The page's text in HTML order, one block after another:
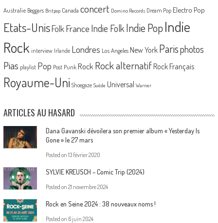
Australie Beggars Britpop Canada concert Domino Records Dream Pop Electro Pop
Etats-UnisFolk France Indie Folk Indie PopIndie
Rock interview Irlande Londres Los Angeles New York Parisphotos
Pias playlist Pop Post Punk Rock Rock alternatif Rock Français
Royaume-Uni Shoegaze Suède Universal Warner
ARTICLES AU HASARD
Dana Gavanski dévoilera son premier album « Yesterday Is
Gone » le 27 mars
Posted on 13 février 2020
SYLVIE KREUSCH – Comic Trip (2024)
Posted on 21 novembre 2024
Rock en Seine 2024 : 38 nouveaux noms !
Posted on 6 juin 2024